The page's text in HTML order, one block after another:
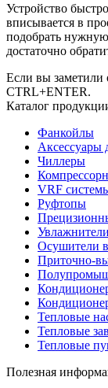
Устройство
вписывается в
подобрать
достаточно
Если вы
CTRL+ENTER.
Каталог
Фанкойлы
Аксессуары
Чиллеры
VRF
Руфтопы
Осушители
Приточно-
Тепловые
Тепловые
Тепловые
Полезная